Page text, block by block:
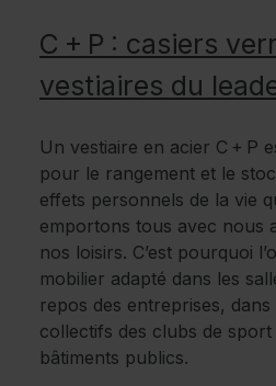
C + P : casiers
vestiaires du
Un vestiaire en acier C + P
pour le rangement et le
effets personnels de la vie
emportons tous avec nous
nos loisirs. C’est pourquoi
mobilier adapté dans les
repos des entreprises, dans
collectifs des clubs de
bâtiments publics.